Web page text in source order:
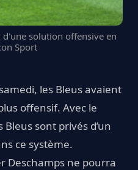
solution offensive en
Sport
les Bleus avaient
offensif. Avec le
Bleus sont privés d’un
ce système.
Deschamps ne pourra